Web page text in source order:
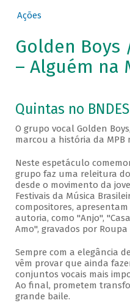
Ações
Golden Boys
– Alguém na
Quintas no BNDES
O grupo vocal Golden
marcou a história da MPB
Neste espetáculo
grupo faz uma releitura
desde o movimento da
Festivais da Música
compositores,
autoria, como "Anjo",
Amo", gravados por
Sempre com a elegância
vêm provar que ainda
conjuntos vocais mais
Ao final, prometem
grande baile.